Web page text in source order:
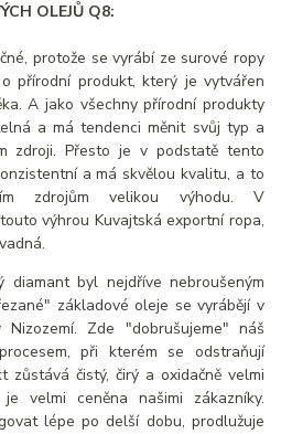
OLEJŮ Q8:
protože se vyrábí ze surové ropy
přírodní produkt, který je vytvářen
A jako všechny přírodní produkty
a má tendenci měnit svůj typ a
zdroji. Přesto je v podstatě tento
a má skvělou kvalitu, a to
zdrojům velikou výhodu. V
výhrou Kuvajtská exportní ropa,
byl nejdříve nebroušeným
základové oleje se vyrábějí v
Zde "dobrušujeme" náš
při kterém se odstraňují
zůstává čistý, čirý a oxidačně velmi
velmi ceněna našimi zákazníky.
lépe po delší dobu, prodlužuje